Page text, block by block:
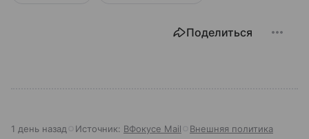
Поделиться
1 день назад Источник: ВФокусе Mail Внешняя политика